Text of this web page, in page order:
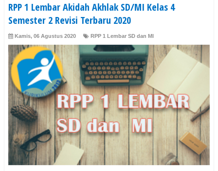
RPP 1 Lembar Akidah Akhlak SD/MI Kelas 4
Semester 2 Revisi Terbaru 2020
Kamis, 06 Agustus 2020 RPP 1 Lembar SD dan MI